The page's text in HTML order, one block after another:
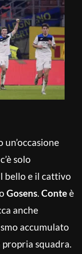
solo
bello e il cattivo
Gosens. Conteè
anche
accumulato
squadra.